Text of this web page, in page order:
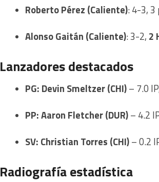
Roberto Pérez (Caliente): 4-3, 3
Alonso Gaitán (Caliente): 3-2, 2
Lanzadores destacados
PG: Devin Smeltzer (CHI)– 7.0
PP: Aaron Fletcher (DUR)– 4.2
SV: Christian Torres (CHI)– 0.2
Radiografía estadística